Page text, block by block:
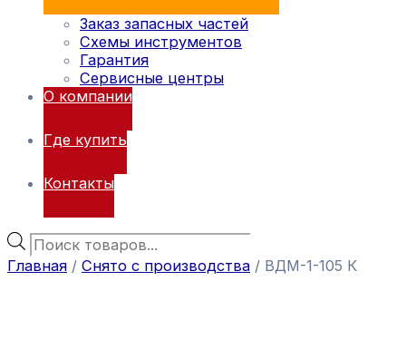
Заказ запасных частей
Схемы инструментов
Гарантия
Сервисные центры
О компании
Где купить
Контакты
Главная / Снято с производства / ВДМ-1-105 К